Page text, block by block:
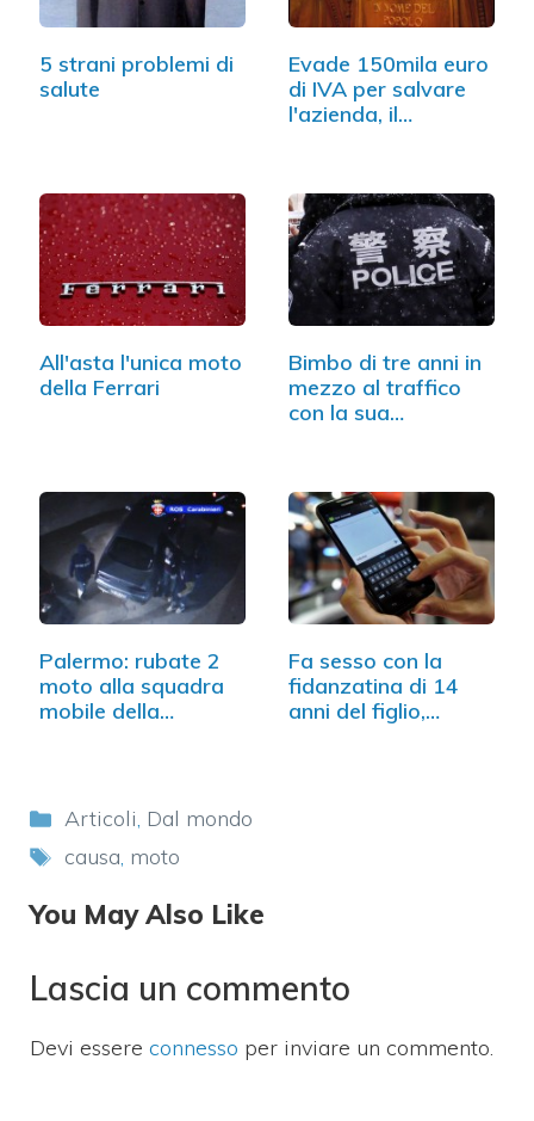
5 strani problemi di
salute
Evade 150mila euro
di IVA per salvare
l'azienda, il…
All'asta l'unica moto
della Ferrari
Bimbo di tre anni in
mezzo al traffico
con la sua…
Palermo: rubate 2
moto alla squadra
mobile della…
Fa sesso con la
fidanzatina di 14
anni del figlio,…
Categorie
Articoli, Dal mondo
Tag
causa, moto
You May Also Like
Lascia un commento
Devi essere connesso per inviare un commento.